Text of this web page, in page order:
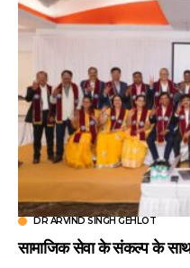
DR ARVIND SINGH GEHLOT
सामाजिक सेवा के संकल्प के